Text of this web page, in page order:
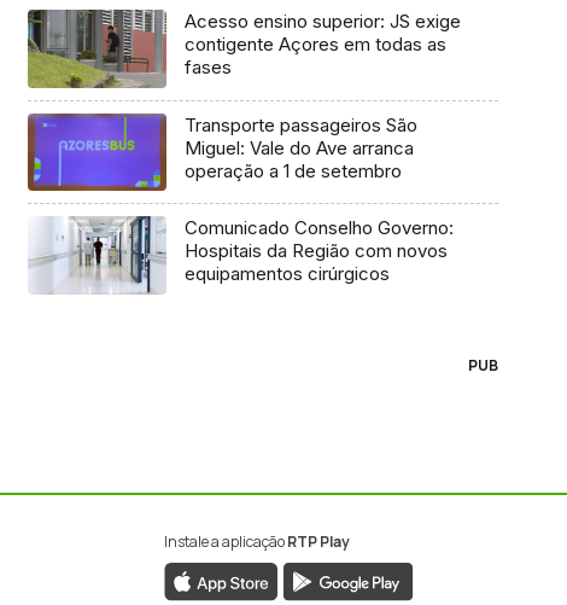
Acesso ensino superior: JS exige
contigente Açores em todas as
fases
Transporte passageiros São
Miguel: Vale do Ave arranca
operação a 1 de setembro
Comunicado Conselho Governo:
Hospitais da Região com novos
equipamentos cirúrgicos
PUB
Instale a aplicaçãoRTP Play